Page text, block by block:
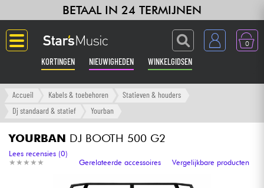
BETAAL IN 24 TERMIJNEN
0
KORTINGEN NIEUWIGHEDEN WINKELGIDSEN
Langue
Versterker & Effecten
Toetsenbord & Piano
Accueil Kabels & toebehoren
Statieven & houders
Dj standaard & statief
Yourban
YOURBAN DJ BOOTH 500 G2
★ ★ ★ ★ ★
★ ★ ★ ★ ★
Lees recensies (0)
Gerelateerde accessoires
Vergelijkbare producten